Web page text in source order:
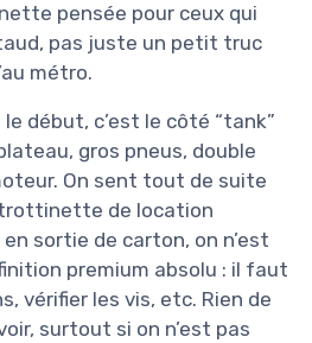
pensée pour ceux qui
pas juste un petit truc
métro.
le début, c’est le côté “tank”
gros pneus, double
On sent tout de suite
trottinette de location
sortie de carton, on n’est
premium absolu : il faut
vérifier les vis, etc. Rien de
surtout si on n’est pas